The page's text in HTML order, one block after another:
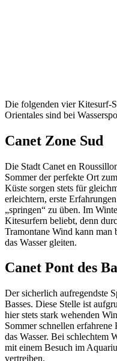
Die folgenden vier Kitesurf-
Orientales sind bei
Canet Zone Sud
Die Stadt Canet en
Sommer der perfekte Ort
Küste sorgen stets für
erleichtern, erste
„springen“ zu üben. Im
Kitesurfern beliebt, denn
Tramontane Wind kann man
das Wasser gleiten.
Canet Pont des
Der sicherlich aufregendste
Basses. Diese Stelle ist
hier stets stark wehenden
Sommer schnellen
das Wasser. Bei schlechtem
mit einem Besuch im
vertreiben.